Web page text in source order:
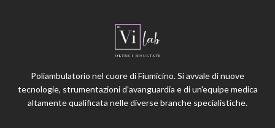
Poliambulatorio nel cuore di Fiumicino. Si avvale di nuove
tecnologie, strumentazioni d'avanguardia e di un'equipe medica
altamente qualificata nelle diverse branche specialistiche.